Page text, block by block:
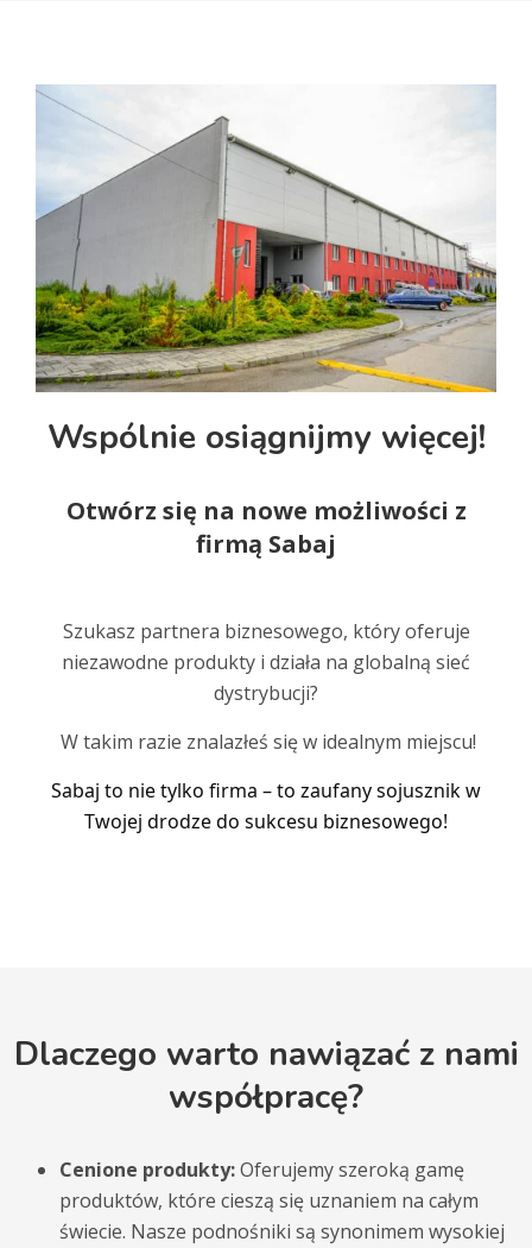
Wspólnie osiągnijmy więcej!
Otwórz się na nowe możliwości z
firmą Sabaj
Szukasz partnera biznesowego, który oferuje
niezawodne produkty i działa na globalną sieć
dystrybucji?
W takim razie znalazłeś się w idealnym miejscu!
Sabaj to nie tylko firma – to zaufany sojusznik w
Twojej drodze do sukcesu biznesowego!
Dlaczego warto nawiązać z nami
współpracę?
Cenione produkty:Oferujemy szeroką gamę
produktów, które cieszą się uznaniem na całym
świecie. Nasze podnośniki są synonimem wysokiej